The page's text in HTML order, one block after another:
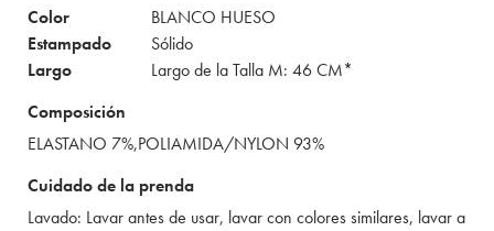
Color
BLANCO HUESO
Estampado
Sólido
Largo
Largo de la Talla M: 46 CM*
Composición
ELASTANO 7%,POLIAMIDA/NYLON 93%
Cuidado de la prenda
Lavado: Lavar antes de usar, lavar con colores similares, lavar a